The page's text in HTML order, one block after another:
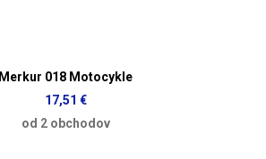
Merkur 018 Motocykle
17,51 €
od 2 obchodov